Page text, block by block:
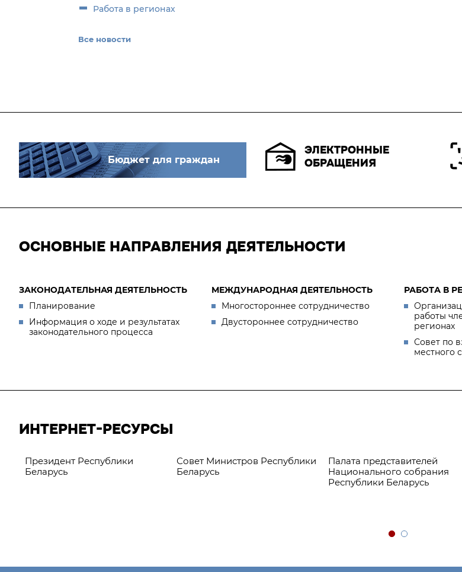
Работа в регионах
Все новости
Бюджет для граждан
ЭЛЕКТРОННЫЕ
ОБРАЩЕНИЯ
ОСНОВНЫЕ НАПРАВЛЕНИЯ ДЕЯТЕЛЬНОСТИ
ЗАКОНОДАТЕЛЬНАЯ ДЕЯТЕЛЬНОСТЬ
Планирование
Информация о ходе и результатах
законодательного процесса
МЕЖДУНАРОДНАЯ ДЕЯТЕЛЬНОСТЬ
Многостороннее сотрудничество
Двустороннее сотрудничество
РАБОТА В
работы
регионах
Совет по
местного
ИНТЕРНЕТ-РЕСУРСЫ
Президент Республики
Беларусь
Совет Министров Республики
Беларусь
Палата представителей
Национального собрания
Республики Беларусь